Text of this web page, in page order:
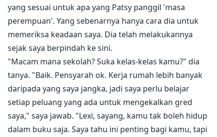
yang sesuai untuk apa yang Patsy panggil 'masa
perempuan'. Yang sebenarnya hanya cara dia untuk
memeriksa keadaan saya. Dia telah melakukannya
sejak saya berpindah ke sini.
"Macam mana sekolah? Suka kelas-kelas kamu?" dia
tanya. "Baik. Pensyarah ok. Kerja rumah lebih banyak
daripada yang saya jangka, jadi saya perlu belajar
setiap peluang yang ada untuk mengekalkan gred
saya," saya jawab. "Lexi, sayang, kamu tak boleh hidup
dalam buku saja. Saya tahu ini penting bagi kamu, tapi